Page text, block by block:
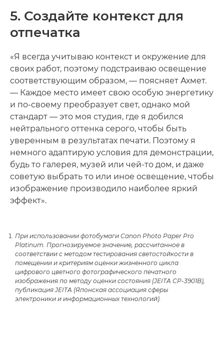
5. Создайте контекст для
отпечатка
«Я всегда учитываю контекст и окружение для
своих работ, поэтому подстраиваю освещение
соответствующим образом, — поясняет Ахмет.
— Каждое место имеет свою особую энергетику
и по-своему преобразует свет, однако мой
стандарт — это моя студия, где я добился
нейтрального оттенка серого, чтобы быть
уверенным в результатах печати. Поэтому я
немного адаптирую условия для демонстрации,
будь то галерея, музей или чей-то дом, и даже
советую выбрать то или иное освещение, чтобы
изображение производило наиболее яркий
эффект».
При использовании фотобумаги Canon Photo Paper Pro
Platinum. Прогнозируемое значение, рассчитанное в
соответствии с методом тестирования светостойкости в
помещении и критериям оценки жизненного цикла
цифрового цветного фотографического печатного
изображения по методу оценки состояния (JEITA CP-3901B),
публикация JEITA (Японская ассоциация сферы
электроники и информационных технологий).